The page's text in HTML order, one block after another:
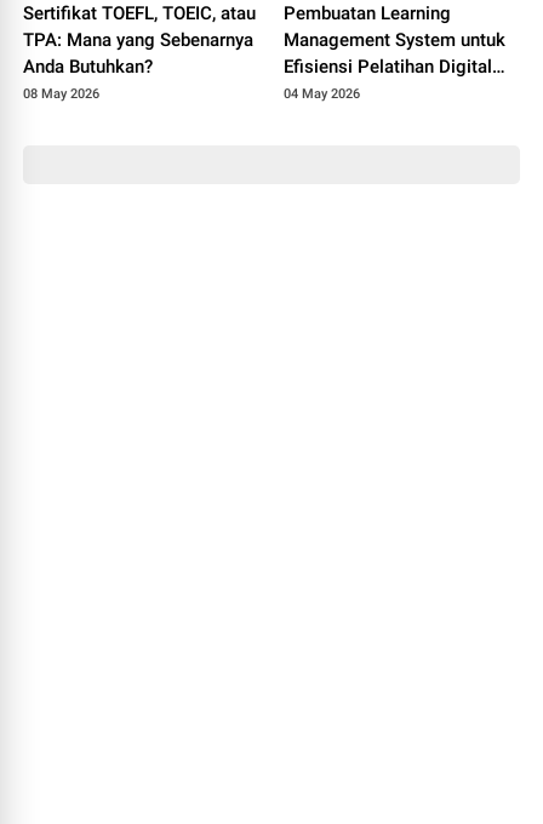
Sertifikat TOEFL, TOEIC, atau
TPA: Mana yang Sebenarnya
Anda Butuhkan?
08 May 2026
Pembuatan Learning
Management System untuk
Efisiensi Pelatihan Digital
Perusahaan
04 May 2026